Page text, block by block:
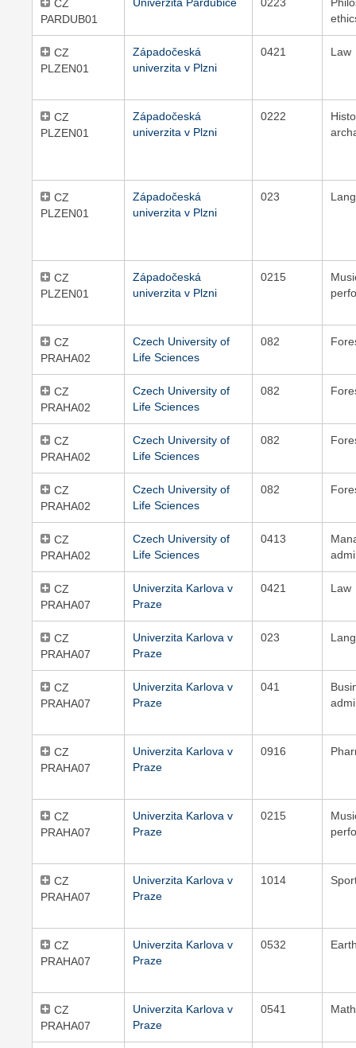
CZ
PARDUB01
CZ
PLZEN01
Západočeská
univerzita v Plzni
0421 Law
CZ
PLZEN01
Západočeská
univerzita v Plzni
0222
CZ
PLZEN01
Západočeská
univerzita v Plzni
023
CZ
PLZEN01
Západočeská
univerzita v Plzni
0215
CZ
PRAHA02
Czech University of
Life Sciences
082
CZ
PRAHA02
Czech University of
Life Sciences
082
CZ
PRAHA02
Czech University of
Life Sciences
082
CZ
PRAHA02
Czech University of
Life Sciences
082
CZ
PRAHA02
Czech University of
Life Sciences
0413
CZ
PRAHA07
Univerzita Karlova v
Praze
0421 Law
CZ
PRAHA07
Univerzita Karlova v
Praze
023
CZ
PRAHA07
Univerzita Karlova v
Praze
041
CZ
PRAHA07
Univerzita Karlova v
Praze
0916
CZ
PRAHA07
Univerzita Karlova v
Praze
0215
CZ
PRAHA07
Univerzita Karlova v
Praze
1014
CZ
PRAHA07
Univerzita Karlova v
Praze
0532
CZ
PRAHA07
Univerzita Karlova v
Praze
0541